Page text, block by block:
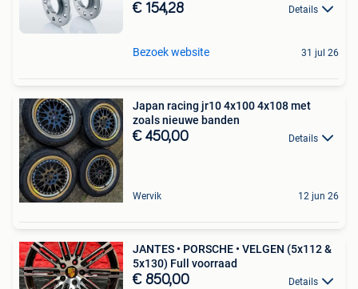
€ 154,28 Details
Bezoek website 31 jul 26
Japan racing jr10 4x100 4x108 met
zoals nieuwe banden
€ 450,00 Details
Wervik 12 jun 26
JANTES • PORSCHE • VELGEN (5x112 &
5x130) Full voorraad
€ 850,00 Details